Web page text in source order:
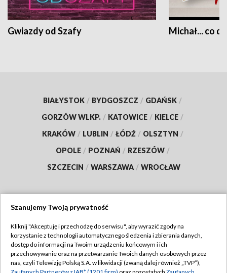
Gwiazdy od Szafy Michał... co
BIAŁYSTOK / BYDGOSZCZ / GDAŃSK /
GORZÓW WLKP. / KATOWICE / KIELCE /
KRAKÓW / LUBLIN / ŁÓDŹ / OLSZTYN /
OPOLE / POZNAŃ / RZESZÓW /
SZCZECIN / WARSZAWA / WROCŁAW
TVP
Abonament TVP
Emisja w TVP
Regulamin TVP
Szanujemy Twoją prywatność
Kliknij "Akceptuję i przechodzę do serwisu", aby wyrazić zgody na
korzystanie z technologii automatycznego śledzenia i zbierania danych,
dostęp do informacji na Twoim urządzeniu końcowym i ich
przechowywanie oraz na przetwarzanie Twoich danych osobowych przez
nas, czyli Telewizję Polską S.A. w likwidacji (zwaną dalej również „TVP”),